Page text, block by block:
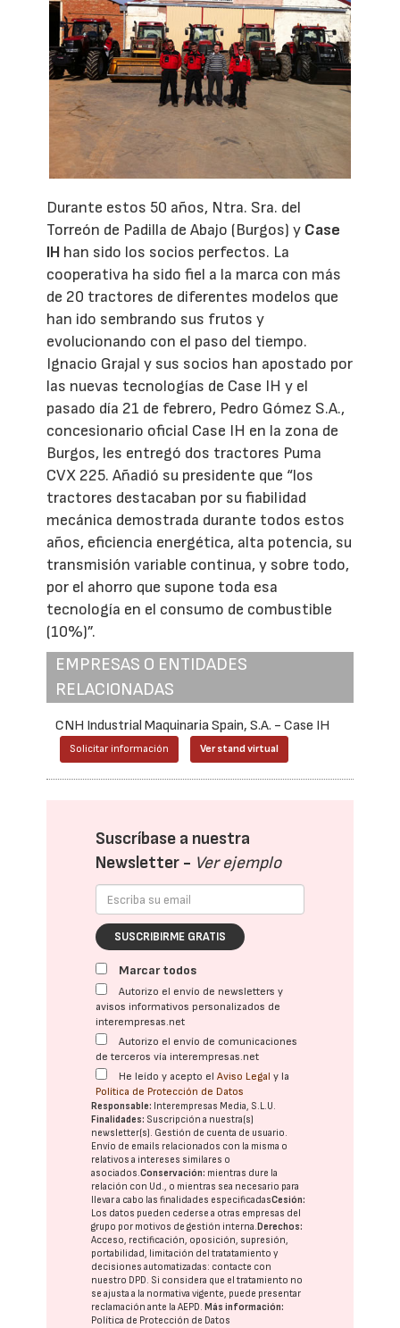
Durante estos 50 años, Ntra. Sra. del
Torreón de Padilla de Abajo (Burgos) y Case
IH han sido los socios perfectos. La
cooperativa ha sido fiel a la marca con más
de 20 tractores de diferentes modelos que
han ido sembrando sus frutos y
evolucionando con el paso del tiempo.
Ignacio Grajal y sus socios han apostado por
las nuevas tecnologías de Case IH y el
pasado día 21 de febrero, Pedro Gómez S.A.,
concesionario oficial Case IH en la zona de
Burgos, les entregó dos tractores Puma
CVX 225. Añadió su presidente que “los
tractores destacaban por su fiabilidad
mecánica demostrada durante todos estos
años, eficiencia energética, alta potencia, su
transmisión variable continua, y sobre todo,
por el ahorro que supone toda esa
tecnología en el consumo de combustible
(10%)”.
EMPRESAS O ENTIDADES
RELACIONADAS
CNH Industrial Maquinaria Spain, S.A. - Case IH
Solicitar información Ver stand virtual
Suscríbase a nuestra
Newsletter - Ver ejemplo
SUSCRIBIRME GRATIS
Marcar todos
Autorizo el envío de newsletters y
avisos informativos personalizados de
interempresas.net
Autorizo el envío de comunicaciones
de terceros vía interempresas.net
He leído y acepto elAviso Legal y la
Política de Protección de Datos
Responsable: Interempresas Media, S.L.U.
Finalidades: Suscripción a nuestra(s)
newsletter(s). Gestión de cuenta de usuario.
Envío de emails relacionados con la misma o
relativos a intereses similares o
asociados.Conservación: mientras dure la
relación con Ud., o mientras sea necesario para
llevar a cabo las finalidades especificadasCesión:
Los datos pueden cederse a otras empresas del
grupo por motivos de gestión interna.Derechos:
Acceso, rectificación, oposición, supresión,
portabilidad, limitación del tratatamiento y
decisiones automatizadas: contacte con
nuestro DPD. Si considera que el tratamiento no
se ajusta a la normativa vigente, puede presentar
reclamación ante laAEPD.Más información:
Política de Protección de Datos